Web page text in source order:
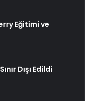
Eğitimi ve
Dışı Edildi